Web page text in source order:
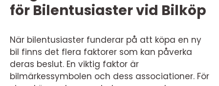
för Bilentusiaster vid Bilköp
När bilentusiaster funderar på att köpa en ny
bil finns det flera faktorer som kan påverka
deras beslut. En viktig faktor är
bilmärkessymbolen och dess associationer. För